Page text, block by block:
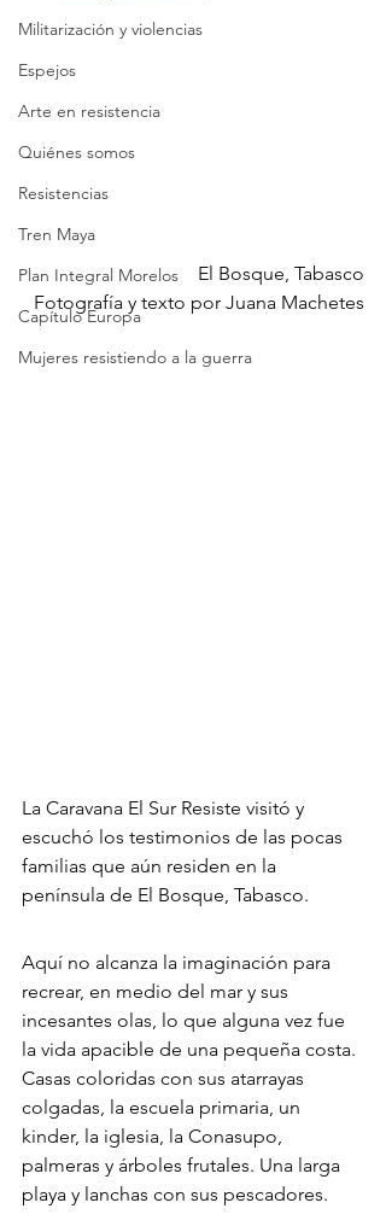
Militarización y violencias
Espejos
Arte en resistencia
Quiénes somos
Resistencias
Tren Maya
Plan Integral Morelos
Capítulo Europa
Mujeres resistiendo a la guerra
El Bosque, Tabasco
Fotografía y texto por Juana Machetes
La Caravana El Sur Resiste visitó y
escuchó los testimonios de las pocas
familias que aún residen en la
península de El Bosque, Tabasco.
Aquí no alcanza la imaginación para
recrear, en medio del mar y sus
incesantes olas, lo que alguna vez fue
la vida apacible de una pequeña costa.
Casas coloridas con sus atarrayas
colgadas, la escuela primaria, un
kinder, la iglesia, la Conasupo,
palmeras y árboles frutales. Una larga
playa y lanchas con sus pescadores.